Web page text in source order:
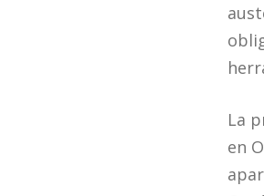
La
en